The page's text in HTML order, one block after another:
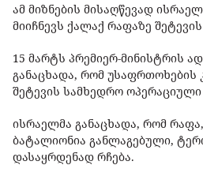
ამ მიზნების მისაღწევად
მიიჩნევს ქალაქ რაფაზე
15 მარტს პრემიერ-მინისტრის
განაცხადა, რომ უსაფრთოხების
შეტევის სამხედრო ოპერაციული
ისრაელმა განაცხადა, რომ
ბატალიონია განლაგებული,
დასაყრდენად რჩება.